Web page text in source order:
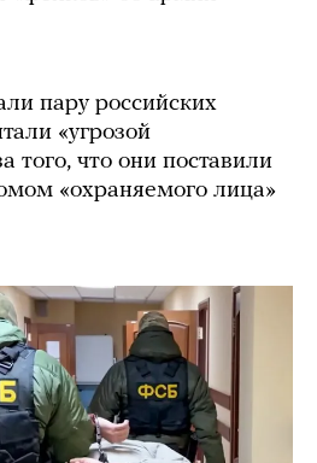
пару российских
«угрозой
того, что они поставили
«охраняемого лица»